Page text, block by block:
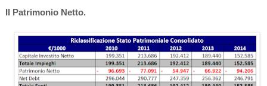
Il Patrimonio Netto.